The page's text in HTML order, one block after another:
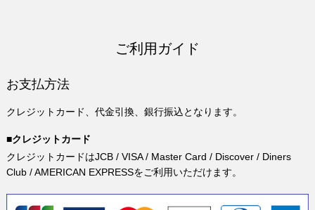
ご利用ガイド
お支払方法
クレジットカード、代金引換、銀行振込となります。
■クレジットカード
クレジットカードはJCB / VISA / Master Card / Discover / Diners
Club / AMERICAN EXPRESSをご利用いただけます。